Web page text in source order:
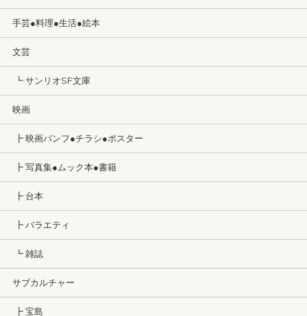
手芸●料理●生活●絵本
文芸
┗ サンリオSF文庫
映画
┣ 映画パンフ●チラシ●ポスター
┣ 写真集●ムック本●書籍
┣ 台本
┣ バラエティ
┗ 雑誌
サブカルチャー
┣ 宝島